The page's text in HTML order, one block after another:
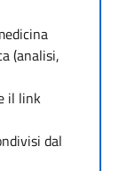
(analisi,
il link
dal